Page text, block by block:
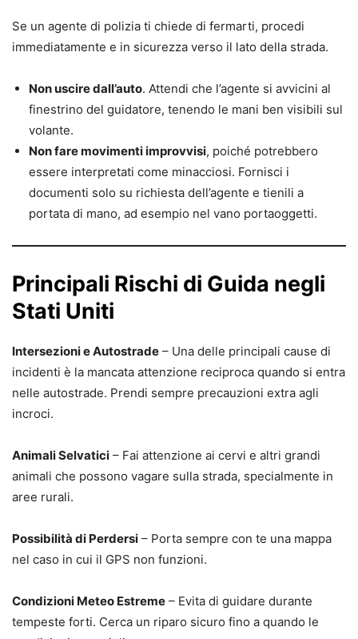
Se un agente di polizia ti chiede di fermarti, procedi
immediatamente e in sicurezza verso il lato della strada.
Non uscire dall’auto. Attendi che l’agente si avvicini al
finestrino del guidatore, tenendo le mani ben visibili sul
volante.
Non fare movimenti improvvisi, poiché potrebbero
essere interpretati come minacciosi. Fornisci i
documenti solo su richiesta dell’agente e tienili a
portata di mano, ad esempio nel vano portaoggetti.
Principali Rischi di Guida negli
Stati Uniti
Intersezioni e Autostrade – Una delle principali cause di
incidenti è la mancata attenzione reciproca quando si entra
nelle autostrade. Prendi sempre precauzioni extra agli
incroci.
Animali Selvatici – Fai attenzione ai cervi e altri grandi
animali che possono vagare sulla strada, specialmente in
aree rurali.
Possibilità di Perdersi – Porta sempre con te una mappa
nel caso in cui il GPS non funzioni.
Condizioni Meteo Estreme – Evita di guidare durante
tempeste forti. Cerca un riparo sicuro fino a quando le